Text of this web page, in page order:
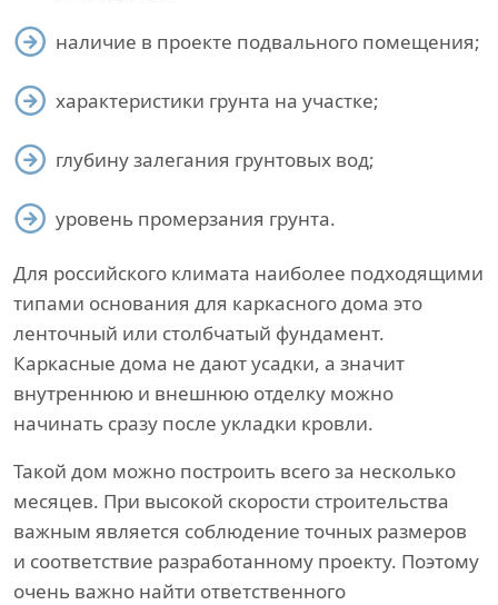
наличие в проекте подвального помещения;
характеристики грунта на участке;
глубину залегания грунтовых вод;
уровень промерзания грунта.
Для российского климата наиболее подходящими
типами основания для каркасного дома это
ленточный или столбчатый фундамент.
Каркасные дома не дают усадки, а значит
внутреннюю и внешнюю отделку можно
начинать сразу после укладки кровли.
Такой дом можно построить всего за несколько
месяцев. При высокой скорости строительства
важным является соблюдение точных размеров
и соответствие разработанному проекту. Поэтому
очень важно найти ответственного